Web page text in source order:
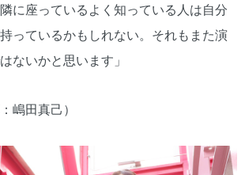
に座っているよく知っている人は自分
っているかもしれない。それもまた演
ないかと思います」
嶋田真己）